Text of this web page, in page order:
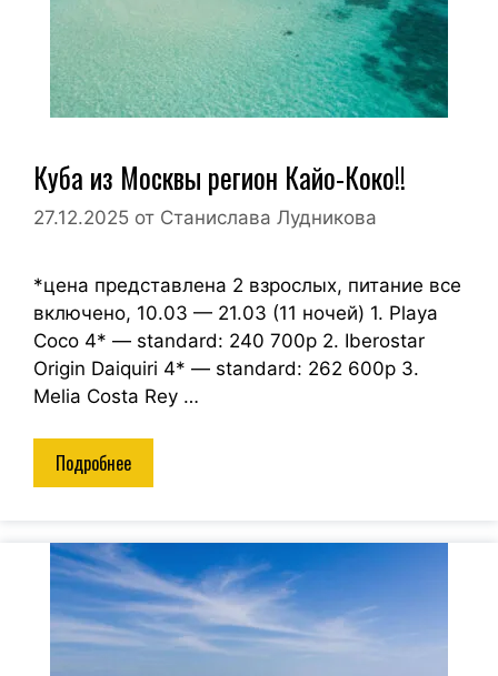
Куба из Москвы регион Кайо-Коко!!
27.12.2025 от Станислава Лудникова
*цена представлена 2 взрослых, питание все
включено, 10.03 — 21.03 (11 ночей) 1. Playa
Coco 4* — standard: 240 700р 2. Iberostar
Origin Daiquiri 4* — standard: 262 600р 3.
Melia Costa Rey …
Подробнее